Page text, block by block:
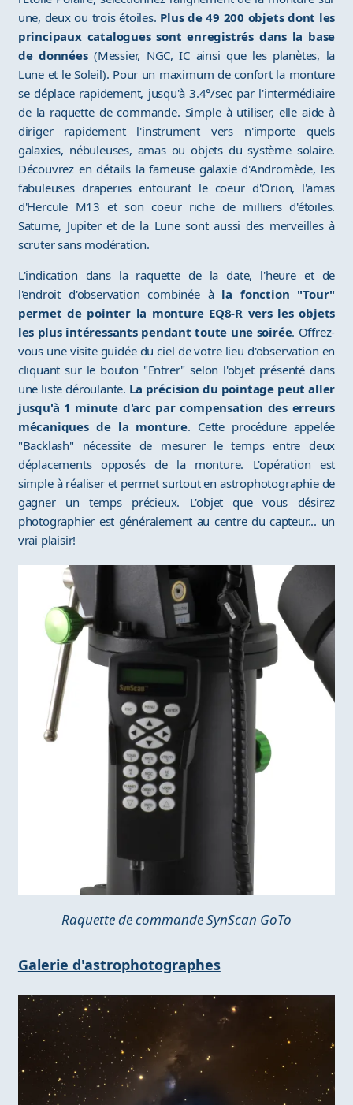
une, deux ou trois étoiles. Plus de 49 200 objets dont les
principaux catalogues sont enregistrés dans la base
de données(Messier, NGC, IC ainsi que les planètes, la
Lune et le Soleil). Pour un maximum de confort la monture
se déplace rapidement, jusqu'à 3.4°/sec par l'intermédiaire
de la raquette de commande. Simple à utiliser, elle aide à
diriger rapidement l'instrument vers n'importe quels
galaxies, nébuleuses, amas ou objets du système solaire.
Découvrez en détails la fameuse galaxie d'Andromède, les
fabuleuses draperies entourant le coeur d'Orion, l'amas
d'Hercule M13 et son coeur riche de milliers d'étoiles.
Saturne, Jupiter et de la Lune sont aussi des merveilles à
scruter sans modération.
L'indication dans la raquette de la date, l'heure et de
l'endroit d'observation combinée à la fonction "Tour"
permet de pointer la monture EQ8-R vers les objets
les plus intéressants pendant toute une soirée. Offrez-
vous une visite guidée du ciel de votre lieu d'observation en
cliquant sur le bouton "Entrer" selon l'objet présenté dans
une liste déroulante. La précision du pointage peut aller
jusqu'à 1 minute d'arc par compensation des erreurs
mécaniques de la monture. Cette procédure appelée
"Backlash" nécessite de mesurer le temps entre deux
déplacements opposés de la monture. L'opération est
simple à réaliser et permet surtout en astrophotographie de
gagner un temps précieux. L'objet que vous désirez
photographier est généralement au centre du capteur... un
vrai plaisir!
Raquette de commande SynScan GoTo
Galerie d'astrophotographes